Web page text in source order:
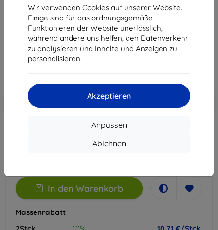
Wir verwenden Cookies auf unserer Website.
Einige sind für das ordnungsgemäße
Funktionieren der Website unerlässlich,
während andere uns helfen, den Datenverkehr
zu analysieren und Inhalte und Anzeigen zu
personalisieren.
Akzeptieren
Anpassen
Ablehnen
3mk ARC+ Schutzfolie für Aligator A910 4G
Geeignet für: Aligator A910
11,90 €
10,71 €
-10%
Rabatt mit Gutschein
EXTRA10
Warenkorb
In den Warenkorb
Massenrabatt